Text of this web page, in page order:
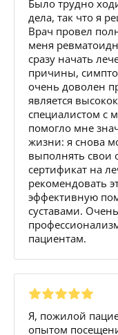
Было трудно
дела, так что я
Врач провел
меня
сразу начать
причины,
очень доволен
является
специалистом с
помогло мне
жизни: я снова
выполнять свои
сертификат на
рекомендовать
эффективную
суставами.
пациентам.
Я, пожилой
опытом